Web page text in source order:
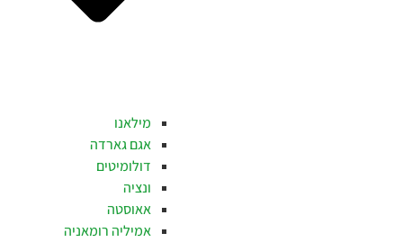
מילאנו
אגם גארדה
דולומיטים
ונציה
אאוסטה
אמיליה רומאניה